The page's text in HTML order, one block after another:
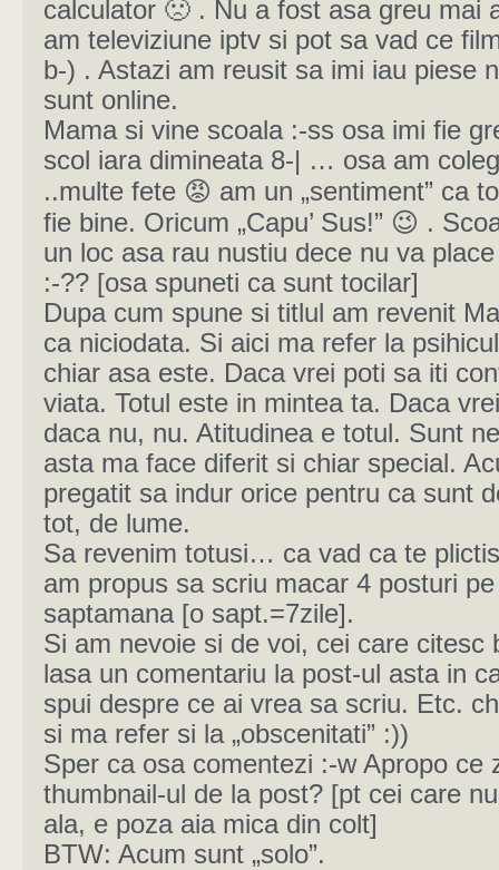
calculator 🙁 . Nu a fost asa greu mai
am televiziune iptv si pot sa vad ce
b-) . Astazi am reusit sa imi iau piese
sunt online.
Mama si vine scoala :-ss osa imi fie
scol iara dimineata 8-| … osa am
..multe fete 😡 am un „sentiment” ca
fie bine. Oricum „Capu’ Sus!” 😉 .
un loc asa rau nustiu dece nu va
:-?? [osa spuneti ca sunt tocilar]
Dupa cum spune si titlul am revenit
ca niciodata. Si aici ma refer la
chiar asa este. Daca vrei poti sa iti
viata. Totul este in mintea ta. Daca
daca nu, nu. Atitudinea e totul. Sunt
asta ma face diferit si chiar special.
pregatit sa indur orice pentru ca sunt
tot, de lume.
Sa revenim totusi… ca vad ca te
am propus sa scriu macar 4 posturi pe
saptamana [o sapt.=7zile].
Si am nevoie si de voi, cei care citesc
lasa un comentariu la post-ul asta in
spui despre ce ai vrea sa scriu. Etc.
si ma refer si la „obscenitati” :))
Sper ca osa comentezi :-w Apropo ce
thumbnail-ul de la post? [pt cei care
ala, e poza aia mica din colt]
BTW: Acum sunt „solo”.